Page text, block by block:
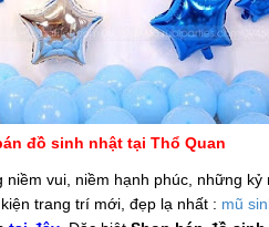
đồ sinh nhật tại Thổ Quan
vui, niềm hạnh phúc, những
trang trí mới, đẹp lạ nhất : mũ